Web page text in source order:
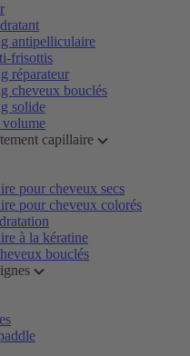
antipelliculaire
frisottis
réparateur
cheveux bouclés
solide
capillaire
pour cheveux secs
pour cheveux colorés
à la kératine
bouclés